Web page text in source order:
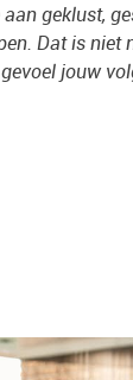
geklust,
Dat is niet
jouw